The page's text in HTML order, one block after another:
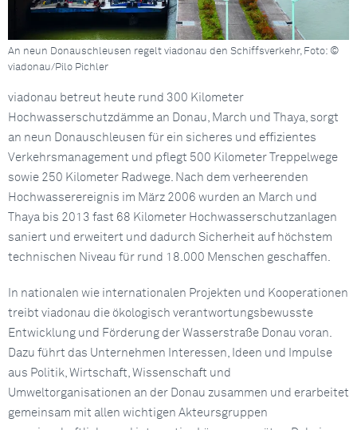
An neun Donauschleusen regelt viadonau den Schiffsverkehr, Foto: ©
viadonau/Pilo Pichler
viadonau betreut heute rund 300 Kilometer
Hochwasserschutzdämme an Donau, March und Thaya, sorgt
an neun Donauschleusen für ein sicheres und effizientes
Verkehrsmanagement und pflegt 500 Kilometer Treppelwege
sowie 250 Kilometer Radwege. Nach dem verheerenden
Hochwasserereignis im März 2006 wurden an March und
Thaya bis 2013 fast 68 Kilometer Hochwasserschutzanlagen
saniert und erweitert und dadurch Sicherheit auf höchstem
technischen Niveau für rund 18.000 Menschen geschaffen.
In nationalen wie internationalen Projekten und Kooperationen
treibt viadonau die ökologisch verantwortungsbewusste
Entwicklung und Förderung der Wasserstraße Donau voran.
Dazu führt das Unternehmen Interessen, Ideen und Impulse
aus Politik, Wirtschaft, Wissenschaft und
Umweltorganisationen an der Donau zusammen und erarbeitet
gemeinsam mit allen wichtigen Akteursgruppen